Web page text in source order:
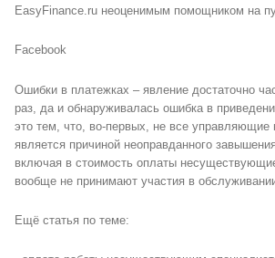
EasyFinance.ru неоценимым помощником на
Facebook
Ошибки в платежках – явление достаточно
раз, да и обнаруживалась ошибка в
это тем, что, во-первых, не все управляющие
является причиной неоправданного
включая в стоимость оплаты
вообще не принимают участия в
Ещё статья по теме: